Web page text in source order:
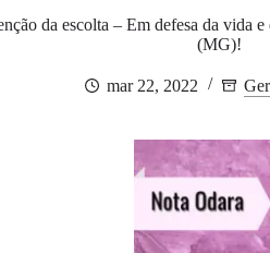
da escolta – Em defesa da vida
(MG)!
mar 22, 2022